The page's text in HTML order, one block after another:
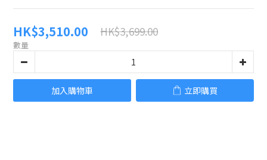
HK$3,510.00 HK$3,699.00
數量
加入購物車 立即購買